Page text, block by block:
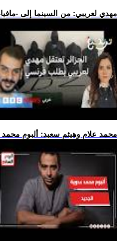
.. مهدي لعريبي: من السينما إلى -
.. محمد علام وهيثم سعيد: ألبوم محمد